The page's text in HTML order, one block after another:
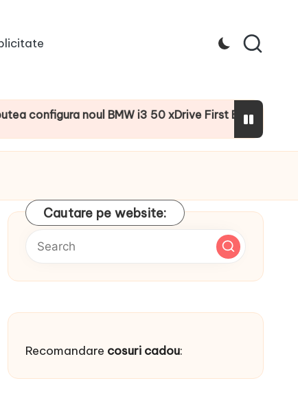
noul BMW i3 50 xDrive First Edition cu
Cautare pe website:
Recomandare cosuri cadou: